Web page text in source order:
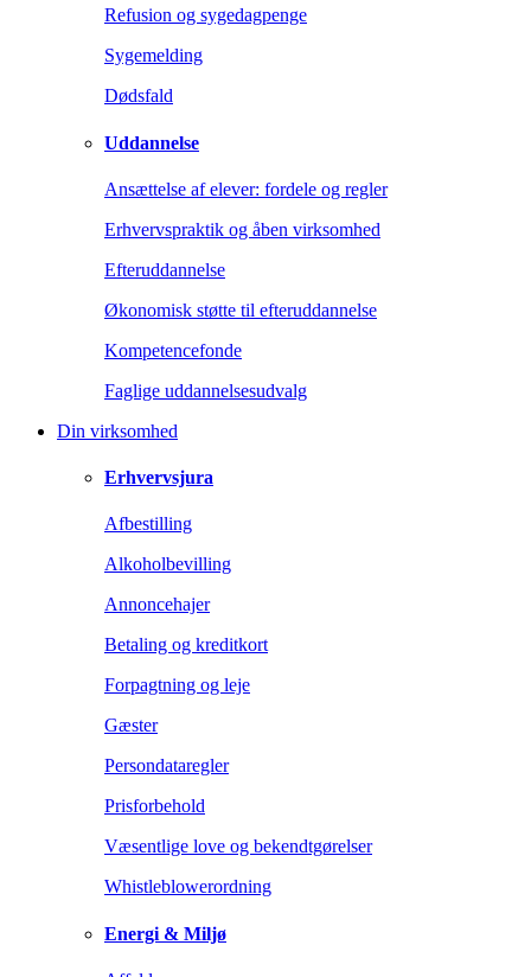
Refusion og sygedagpenge
Sygemelding
Dødsfald
Uddannelse
Ansættelse af elever: fordele og regler
Erhvervspraktik og åben virksomhed
Efteruddannelse
Økonomisk støtte til efteruddannelse
Kompetencefonde
Faglige uddannelsesudvalg
Din virksomhed
Erhvervsjura
Afbestilling
Alkoholbevilling
Annoncehajer
Betaling og kreditkort
Forpagtning og leje
Gæster
Persondataregler
Prisforbehold
Væsentlige love og bekendtgørelser
Whistleblowerordning
Energi & Miljø